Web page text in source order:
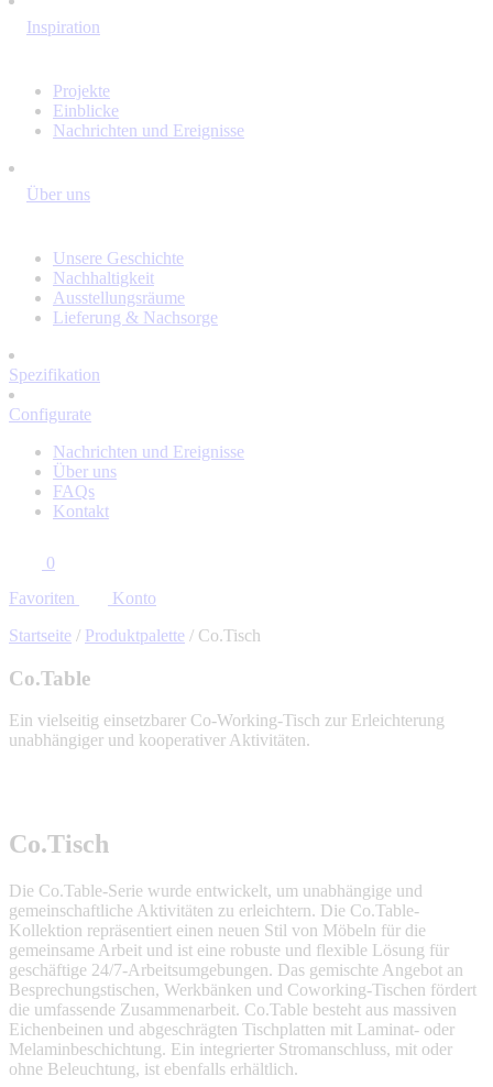
Inspiration
Projekte
Einblicke
Nachrichten und Ereignisse
Über uns
Unsere Geschichte
Nachhaltigkeit
Ausstellungsräume
Lieferung & Nachsorge
Spezifikation
Configurate
Nachrichten und Ereignisse
Über uns
FAQs
Kontakt
0
Favoriten
Konto
Startseite / Produktpalette / Co.Tisch
Co.Table
Ein vielseitig einsetzbarer Co-Working-Tisch zur Erleichterung
unabhängiger und kooperativer Aktivitäten.
Co.Tisch
Die Co.Table-Serie wurde entwickelt, um unabhängige und
gemeinschaftliche Aktivitäten zu erleichtern. Die Co.Table-
Kollektion repräsentiert einen neuen Stil von Möbeln für die
gemeinsame Arbeit und ist eine robuste und flexible Lösung für
geschäftige 24/7-Arbeitsumgebungen. Das gemischte Angebot an
Besprechungstischen, Werkbänken und Coworking-Tischen fördert
die umfassende Zusammenarbeit. Co.Table besteht aus massiven
Eichenbeinen und abgeschrägten Tischplatten mit Laminat- oder
Melaminbeschichtung. Ein integrierter Stromanschluss, mit oder
ohne Beleuchtung, ist ebenfalls erhältlich.